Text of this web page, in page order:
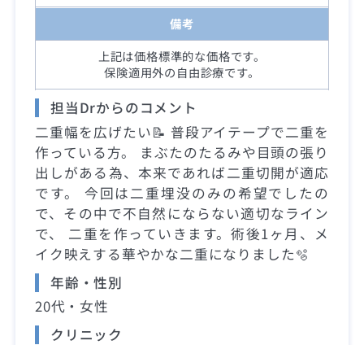
備考
上記は価格標準的な価格です。
保険適用外の自由診療です。
担当Drからのコメント
二重幅を広げたい📝 普段アイテープで二重を
作っている方。 まぶたのたるみや目頭の張り
出しがある為、本来であれば二重切開が適応
です。 今回は二重埋没のみの希望でしたの
で、その中で不自然にならない適切なライン
で、 二重を作っていきます。術後1ヶ月、メ
イク映えする華やかな二重になりました🫧
年齢・性別
20代・女性
クリニック